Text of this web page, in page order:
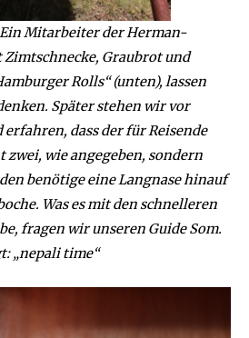
Mitarbeiter der Herman-
Graubrot und
Rolls“ (unten), lassen
Später stehen wir vor
erfahren, dass der für Reisende
zwei, wie angegeben, sondern
benötige eine Langnase hinauf
Was es mit den schnelleren
fragen wir unseren Guide Som.
„nepali time“